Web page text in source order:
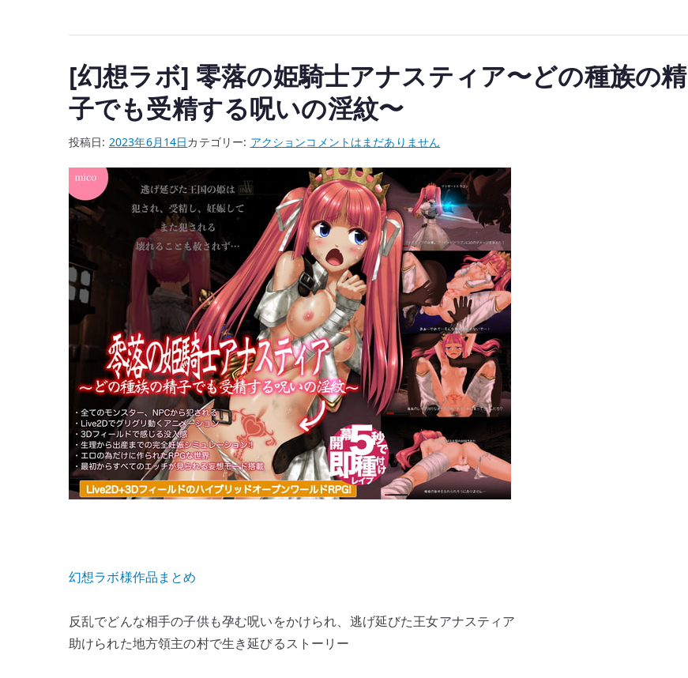
ン
ラ
ク
エ
ス
ト”
の
c
e
b
o
o
k
[幻想ラボ] 零落の姫騎士アナスティア〜どの種族の精
子でも受精する呪いの淫紋〜
投稿日: 2023年6月14日カテゴリー: アクション[幻
ラ
ボ]
零
落
の
姫
騎
士
ア
ナ
ス
テ
ィ
ア〜
ど
の
種
も
コメントはまだありません
幻想ラボ様作品まとめ
反乱でどんな相手の子供も孕む呪いをかけられ、逃げ延びた王女アナスティア
助けられた地方領主の村で生き延びるストーリー